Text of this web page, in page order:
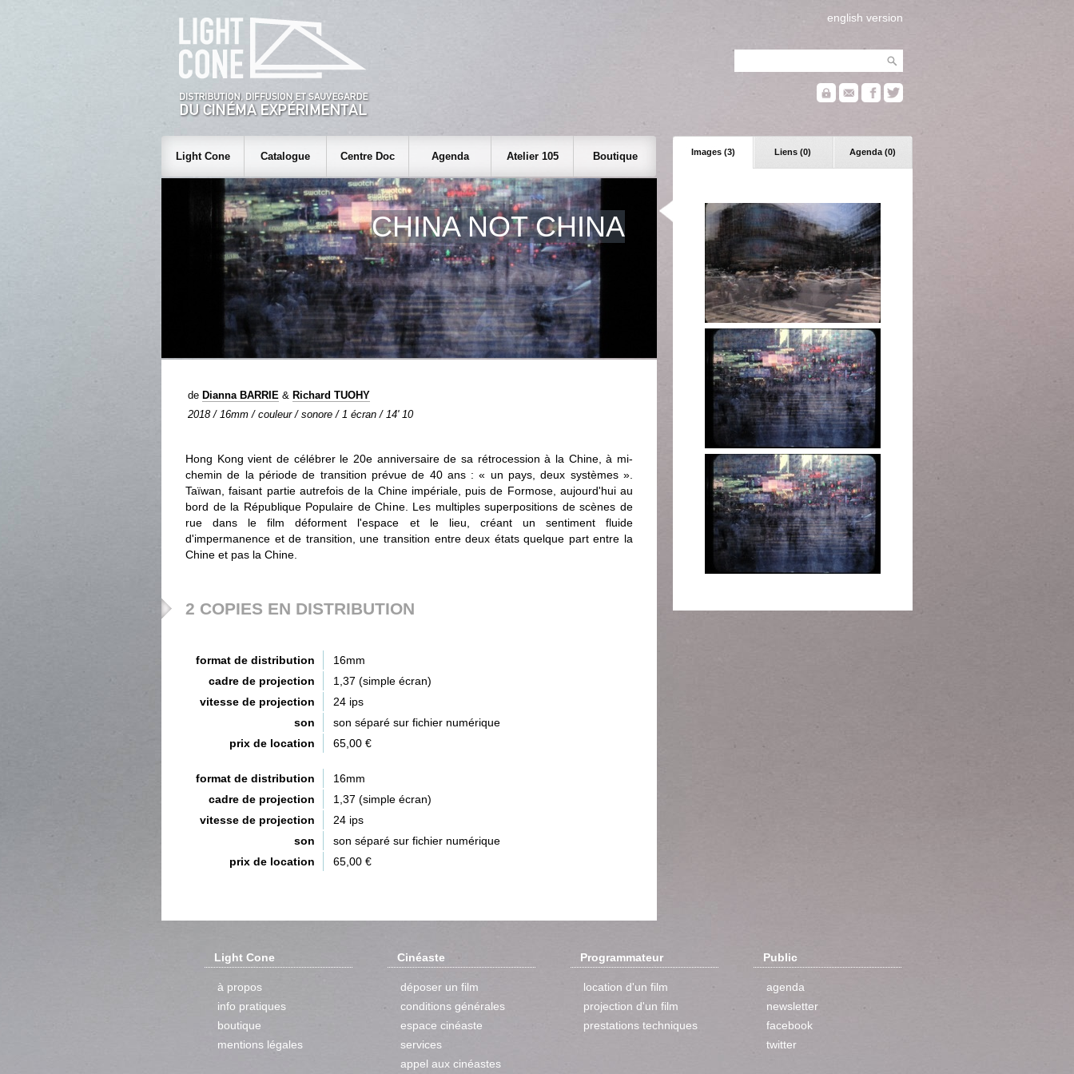
english version
Images (3) Liens (0) Agenda (0)
Light Cone Catalogue Centre Doc Agenda Atelier 105 Boutique
CHINA NOT CHINA
de Dianna BARRIE & Richard TUOHY
2018 / 16mm / couleur / sonore / 1 écran / 14' 10
Hong Kong vient de célébrer le 20e anniversaire de sa rétrocession à la Chine, à mi-
chemin de la période de transition prévue de 40 ans : « un pays, deux systèmes ».
Taïwan, faisant partie autrefois de la Chine impériale, puis de Formose, aujourd'hui au
bord de la République Populaire de Chine. Les multiples superpositions de scènes de
rue dans le film déforment l'espace et le lieu, créant un sentiment fluide
d'impermanence et de transition, une transition entre deux états quelque part entre la
Chine et pas la Chine.
2 COPIES EN DISTRIBUTION
format de distribution
16mm
cadre de projection
1,37 (simple écran)
vitesse de projection
24 ips
son
son séparé sur fichier numérique
prix de location
65,00 €
format de distribution
16mm
cadre de projection
1,37 (simple écran)
vitesse de projection
24 ips
son
son séparé sur fichier numérique
prix de location
65,00 €
Light Cone
à propos
info pratiques
boutique
mentions légales
Cinéaste
déposer un film
conditions générales
espace cinéaste
services
appel aux cinéastes
Programmateur
location d'un film
projection d'un film
prestations techniques
Public
agenda
newsletter
facebook
twitter